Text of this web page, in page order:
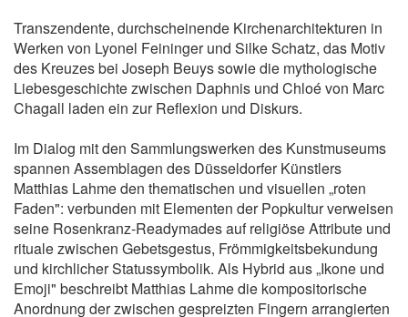
Transzendente, durchscheinende Kirchenarchitekturen in
Werken von Lyonel Feininger und Silke Schatz, das Motiv
des Kreuzes bei Joseph Beuys sowie die mythologische
Liebesgeschichte zwischen Daphnis und Chloé von Marc
Chagall laden ein zur Reflexion und Diskurs.
Im Dialog mit den Sammlungswerken des Kunstmuseums
spannen Assemblagen des Düsseldorfer Künstlers
Matthias Lahme den thematischen und visuellen „roten
Faden": verbunden mit Elementen der Popkultur verweisen
seine Rosenkranz-Readymades auf religiöse Attribute und
rituale zwischen Gebetsgestus, Frömmigkeitsbekundung
und kirchlicher Statussymbolik. Als Hybrid aus „Ikone und
Emoji" beschreibt Matthias Lahme die kompositorische
Anordnung der zwischen gespreizten Fingern arrangierten